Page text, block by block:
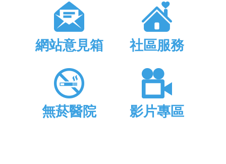
網站意見箱 社區服務
無菸醫院 影片專區